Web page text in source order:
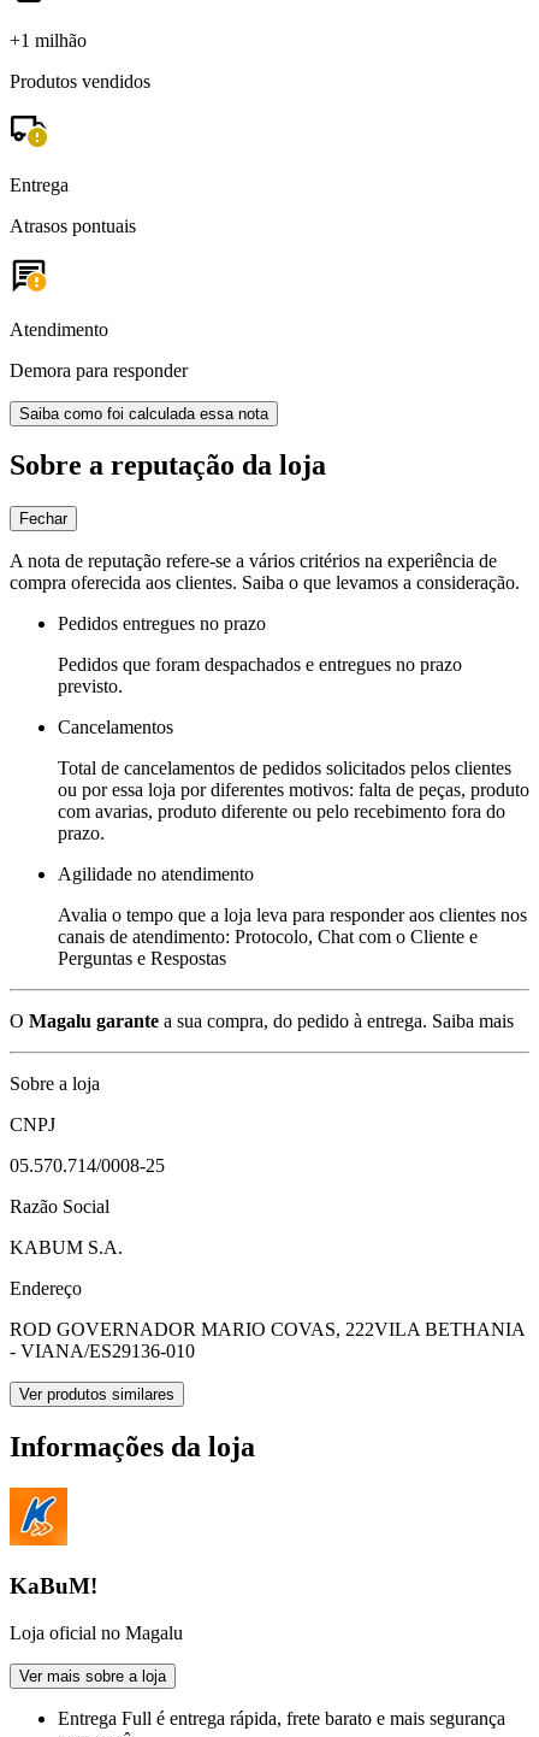
+1 milhão
Produtos vendidos
Entrega
Atrasos pontuais
Atendimento
Demora para responder
Saiba como foi calculada essa nota
Sobre a reputação da loja
Fechar
A nota de reputação refere-se a vários critérios na experiência de
compra oferecida aos clientes. Saiba o que levamos a consideração.
Pedidos entregues no prazo
Pedidos que foram despachados e entregues no prazo
previsto.
Cancelamentos
Total de cancelamentos de pedidos solicitados pelos clientes
ou por essa loja por diferentes motivos: falta de peças, produto
com avarias, produto diferente ou pelo recebimento fora do
prazo.
Agilidade no atendimento
Avalia o tempo que a loja leva para responder aos clientes nos
canais de atendimento: Protocolo, Chat com o Cliente e
Perguntas e Respostas
O Magalu garante a sua compra, do pedido à entrega. Saiba mais
Sobre a loja
CNPJ
05.570.714/0008-25
Razão Social
KABUM S.A.
Endereço
ROD GOVERNADOR MARIO COVAS, 222VILA BETHANIA
- VIANA/ES29136-010
Ver produtos similares
Informações da loja
KaBuM!
Loja oficial no Magalu
Ver mais sobre a loja
Entrega Full é entrega rápida, frete barato e mais segurança